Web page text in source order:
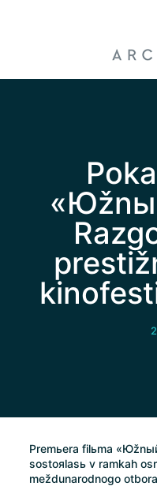
Premьera filьma
sostoяlasь v ramkah
meždunarodnogo